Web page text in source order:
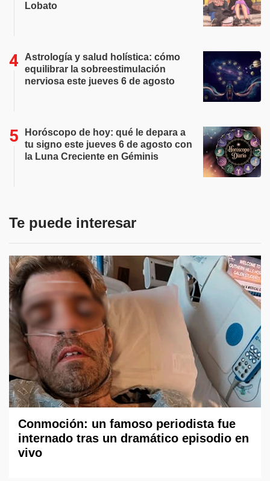
Lobato
Astrología y salud holística: cómo
equilibrar la sobreestimulación
nerviosa este jueves 6 de agosto
Horóscopo de hoy: qué le depara a
tu signo este jueves 6 de agosto con
la Luna Creciente en Géminis
Te puede interesar
Conmoción: un famoso periodista fue
internado tras un dramático episodio en
vivo